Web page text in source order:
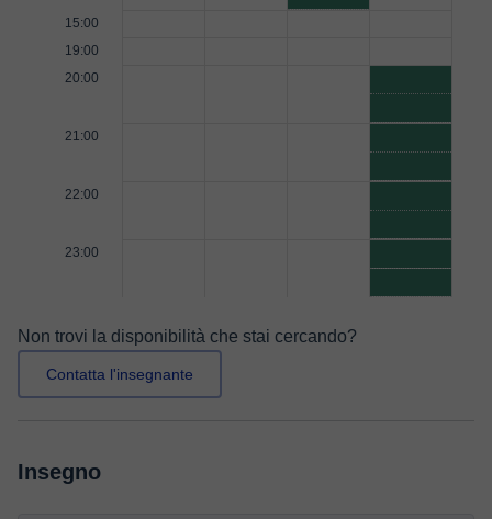
15:00
19:00
20:00
21:00
22:00
23:00
Non trovi la disponibilità che stai cercando?
Contatta l'insegnante
Insegno